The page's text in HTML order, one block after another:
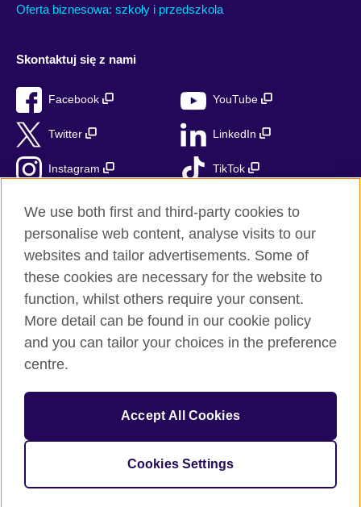
Oferta biznesowa: szkoły i przedszkola
Skontaktuj się z nami
Facebook YouTube
Twitter LinkedIn
Instagram TikTok
British Council globalnie
Prywatność i warunki użytkowania
Mapa strony
© 2026 British Council
British Council jest międzynarodową organizacją reprezentującą
Zjednoczone Królestwo Wielkiej Brytanii i Irlandii Północnej.
We use both first and third-party cookies to
personalise web content, analyse visits to our
websites and tailor advertisements. Some of
these cookies are necessary for the website to
function, whilst others require your consent.
More detail can be found in our cookie policy
and you can tailor your choices in the preference
centre.
Accept All Cookies
Cookies Settings